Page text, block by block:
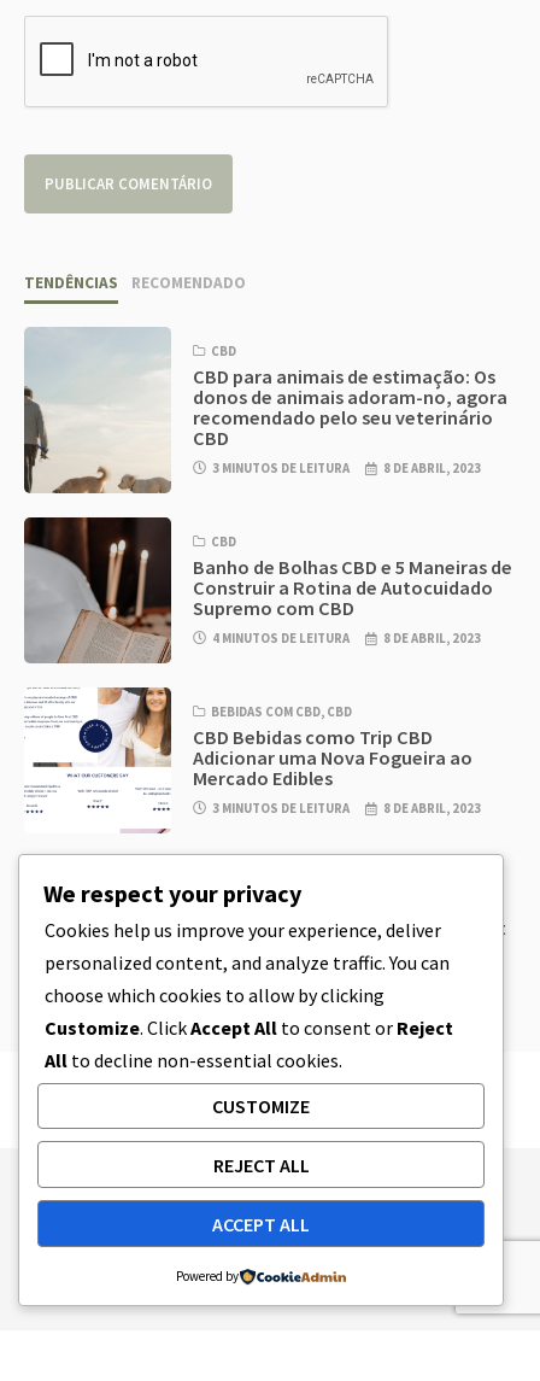
TENDÊNCIAS RECOMENDADO
CBD
CBD para animais de estimação: Os
donos de animais adoram-no, agora
recomendado pelo seu veterinário
CBD
3 MINUTOS DE LEITURA 8 DE ABRIL, 2023
CBD
Banho de Bolhas CBD e 5 Maneiras de
Construir a Rotina de Autocuidado
Supremo com CBD
4 MINUTOS DE LEITURA 8 DE ABRIL, 2023
BEBIDAS COM CBD, CBD
CBD Bebidas como Trip CBD
Adicionar uma Nova Fogueira ao
Mercado Edibles
3 MINUTOS DE LEITURA 8 DE ABRIL, 2023
CBD Cookie Dough & Incrivelmente
simples CBD Edibles You Can Make at
Home
5 MINUTOS DE LEITURA
Publishing Principles
Ethics Policy
Corrections Policy
Feedback Policy
Ownership & Funding
Tag map
We respect your privacy
Cookies help us improve your experience, deliver
personalized content, and analyze traffic. You can
choose which cookies to allow by clicking
Customize. ClickAccept All to consent or Reject
All to decline non-essential cookies.
CUSTOMIZE
REJECT ALL
ACCEPT ALL
Powered by